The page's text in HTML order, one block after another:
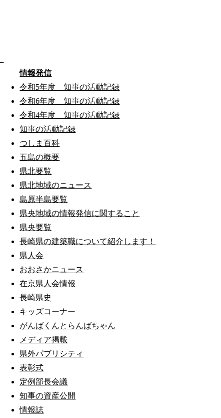
情報発信
令和5年度 知事の活動記録
令和6年度 知事の活動記録
令和4年度 知事の活動記録
知事の活動記録
つしま百科
五島の概要
県北要覧
県北地域のニュース
島原半島要覧
県央地域の情報発信に関すること
県央要覧
長崎県の建築職について紹介します！
県人会
おおさかニュース
在京県人会情報
長崎県史
キッズコーナー
がんばくんとらんばちゃん
メディア掲載
県外パブリシティ
表彰式
定例部長会議
知事の資産公開
情報誌